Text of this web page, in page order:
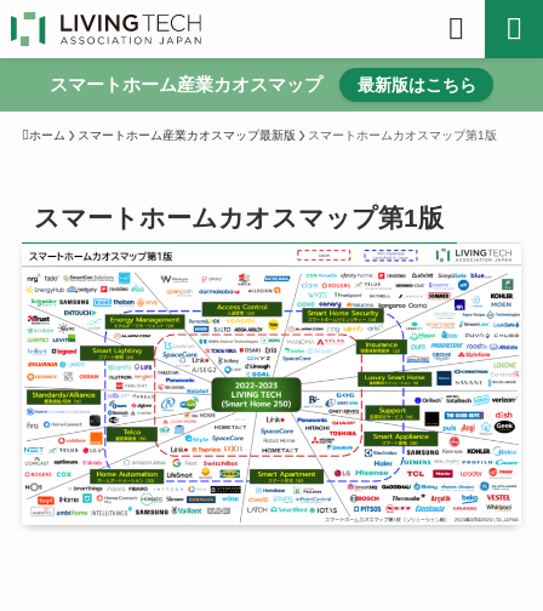
スマートホーム産業カオスマップ 最新版はこちら
ホーム スマートホーム産業カオスマップ最新版 スマートホームカオスマップ第1版
スマートホームカオスマップ第1版